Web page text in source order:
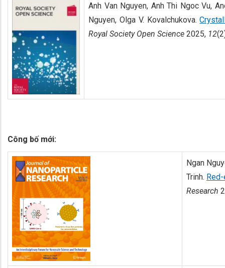
Anh Van Nguyen, Anh Thi Ngoc Vu,
Nguyen, Olga V. Kovalchukova.
Royal Society Open Science 2025, 12
Công bố mới:
Ngan
Trinh.
Research